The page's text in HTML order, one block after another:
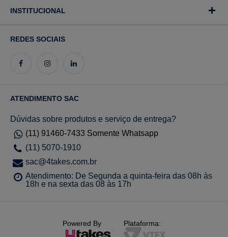
INSTITUCIONAL
REDES SOCIAIS
ATENDIMENTO SAC
Dúvidas sobre produtos e serviço de entrega?
(11) 91460-7433 Somente Whatsapp
(11) 5070-1910
sac@4takes.com.br
Atendimento: De Segunda a quinta-feira das 08h às
18h e na sexta das 08 às 17h
Powered By Plataforma: